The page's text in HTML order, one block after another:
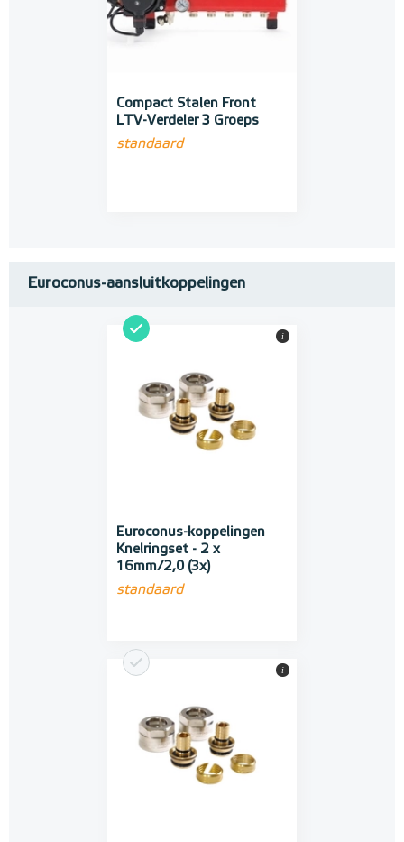
Compact Stalen Front
LTV-Verdeler 3 Groeps
standaard
Euroconus-aansluitkoppelingen
Euroconus-koppelingen
Knelringset - 2 x
16mm/2,0 (3x)
standaard
i
i